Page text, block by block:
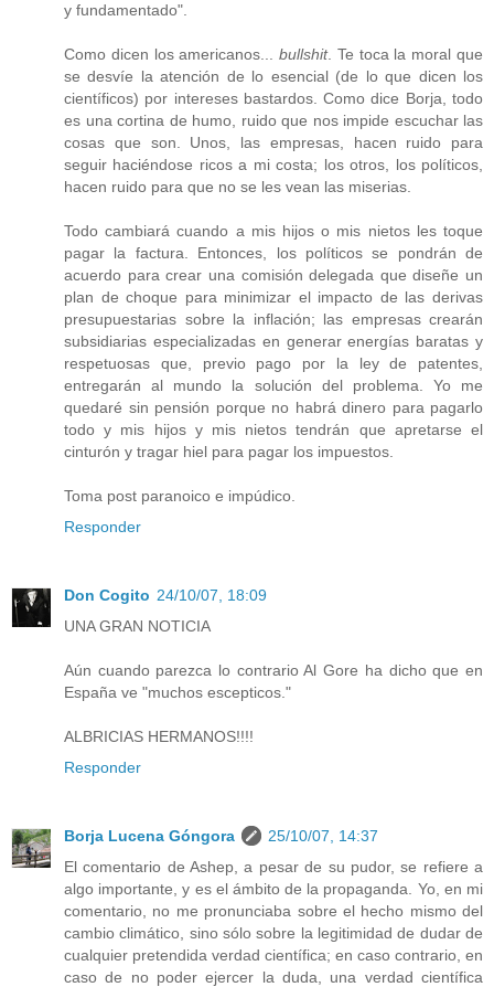
y fundamentado".
Como dicen los americanos...bullshit. Te toca la moral que
se desvíe la atención de lo esencial (de lo que dicen los
científicos) por intereses bastardos. Como dice Borja, todo
es una cortina de humo, ruido que nos impide escuchar las
cosas que son. Unos, las empresas, hacen ruido para
seguir haciéndose ricos a mi costa; los otros, los políticos,
hacen ruido para que no se les vean las miserias.
Todo cambiará cuando a mis hijos o mis nietos les toque
pagar la factura. Entonces, los políticos se pondrán de
acuerdo para crear una comisión delegada que diseñe un
plan de choque para minimizar el impacto de las derivas
presupuestarias sobre la inflación; las empresas crearán
subsidiarias especializadas en generar energías baratas y
respetuosas que, previo pago por la ley de patentes,
entregarán al mundo la solución del problema. Yo me
quedaré sin pensión porque no habrá dinero para pagarlo
todo y mis hijos y mis nietos tendrán que apretarse el
cinturón y tragar hiel para pagar los impuestos.
Toma post paranoico e impúdico.
Responder
Don Cogito 24/10/07, 18:09
UNA GRAN NOTICIA
Aún cuando parezca lo contrario Al Gore ha dicho que en
España ve "muchos escepticos."
ALBRICIAS HERMANOS!!!!
Responder
Borja Lucena Góngora
25/10/07, 14:37
El comentario de Ashep, a pesar de su pudor, se refiere a
algo importante, y es el ámbito de la propaganda. Yo, en mi
comentario, no me pronunciaba sobre el hecho mismo del
cambio climático, sino sólo sobre la legitimidad de dudar de
cualquier pretendida verdad científica; en caso contrario, en
caso de no poder ejercer la duda, una verdad científica